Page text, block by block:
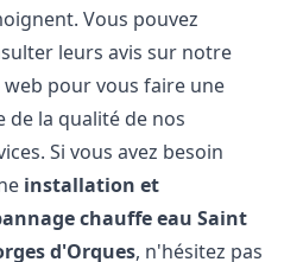
Vous pouvez
leurs avis sur notre
web pour vous faire une
de la qualité de nos
Si vous avez besoin
installation et
chauffe eau Saint
d'Orques, n'hésitez pas